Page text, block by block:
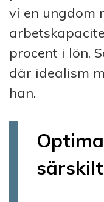
vi en ungdom
procent i lön.
där idealism
han.